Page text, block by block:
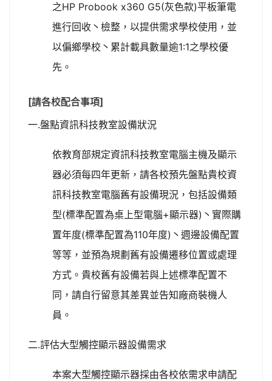
之HP Probook x360 G5(灰色款)平板筆電
進行回收丶檢整，以提供需求學校使用，並
以偏鄉學校丶累計載具數量逾1:1之學校優
先。
[請各校配合事項]
一.盤點資訊科技教室設備狀況
依教育部規定資訊科技教室電腦主機及顯示
器必須每四年更新，請各校預先盤點貴校資
訊科技教室電腦舊有設備現況，包括設備類
型(標準配置為桌上型電腦+顯示器)丶實際購
置年度(標準配置為110年度)丶週邊設備配置
等等，並預為規劃舊有設備遷移位置或處理
方式。貴校舊有設備若與上述標準配置不
同，請自行留意其差異並告知廠商裝機人
員。
二.評估大型觸控顯示器設備需求
本案大型觸控顯示器採由各校依需求申請配